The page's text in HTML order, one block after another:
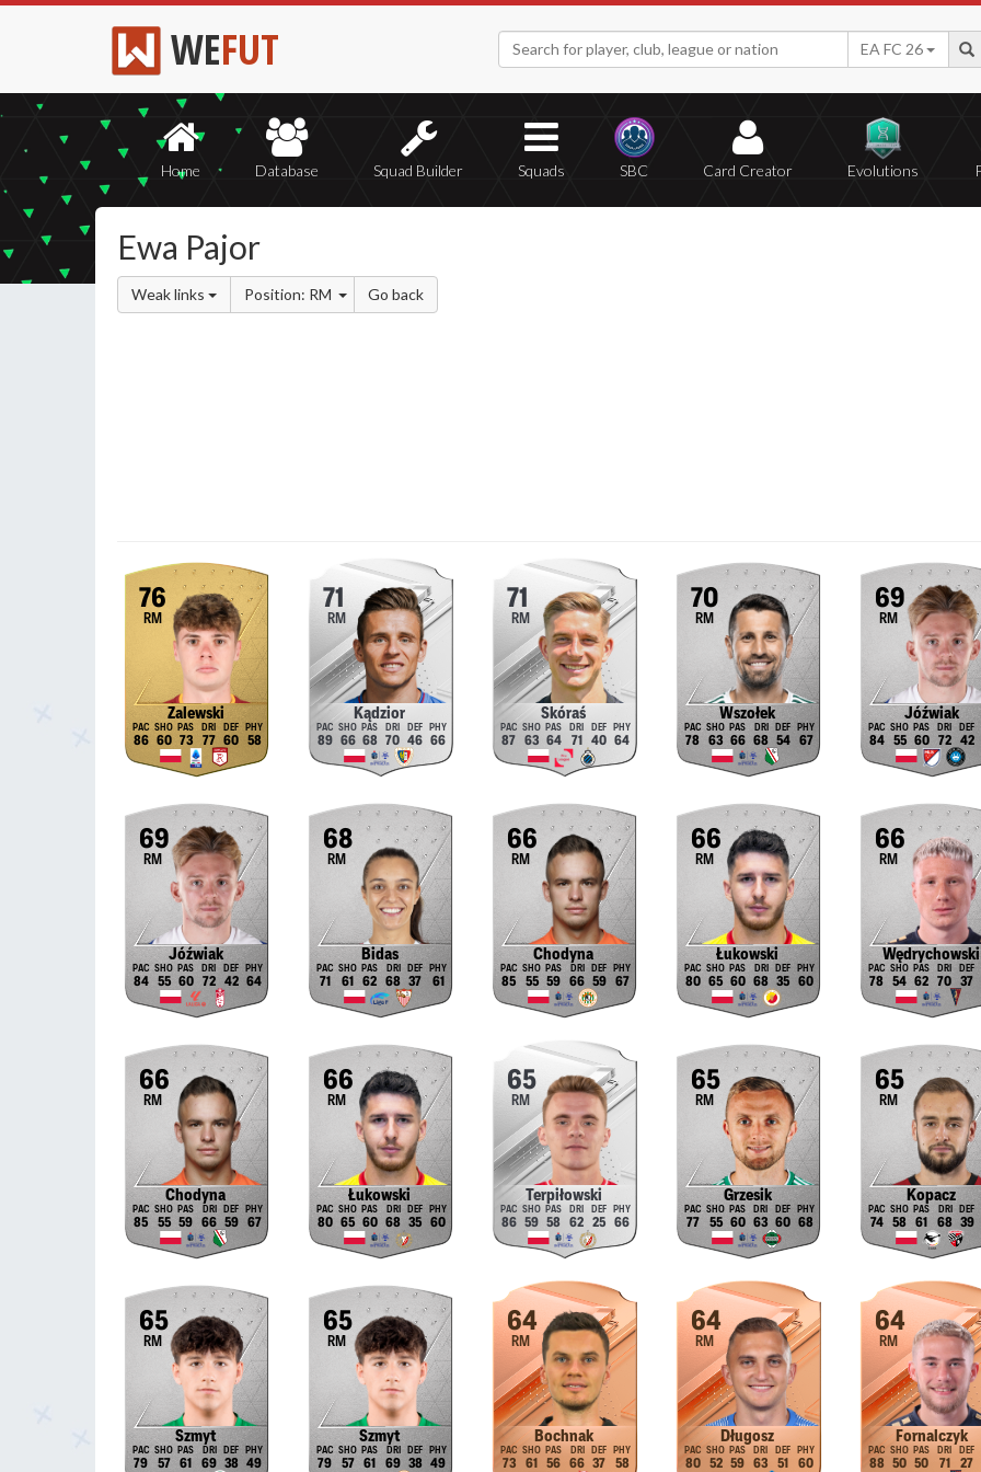
WEFUT EA FC 26
Home Database Squad Builder Squads SBC Card Creator Evolutions
Ewa Pajor
Weak links Position: RM Go back
76
RM
Zalewski
86 60 73 77 60 58
71
RM
Kądzior
89 66 68 70 46 66
71
RM
Skóraś
87 63 64 71 40 64
70
RM
Wszołek
78 63 66 68 54 67
69
RM
Jóźwiak
84 55 60 72 42
69
RM
Jóźwiak
84 55 60 72 42 64
68
RM
Bidas
71 61 62 68 37 61
66
RM
Chodyna
85 55 59 66 59 67
66
RM
Łukowski
80 65 60 68 35 60
66
RM
Wędrychowski
78 54 62 70 37
66
RM
Chodyna
85 55 59 66 59 67
66
RM
Łukowski
80 65 60 68 35 60
65
RM
Terpiłowski
86 59 58 62 25 66
65
RM
Grzesik
77 55 60 63 60 68
65
RM
Kopacz
74 58 61 68 39
65
RM
Szmyt
79 57 61 69 38 49
65
RM
Szmyt
79 57 61 69 38 49
64
RM
Bochnak
73 61 56 66 37 58
64
RM
Długosz
80 52 59 63 51 60
64
RM
Fornalczyk
88 50 50 71 27